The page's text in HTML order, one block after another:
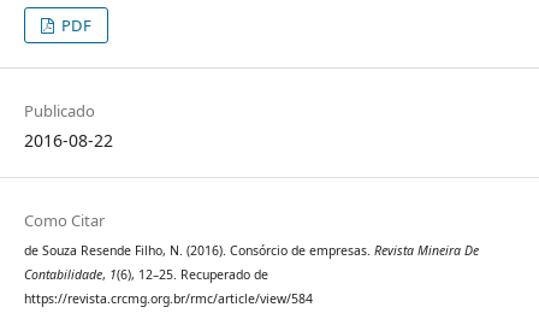
PDF
Publicado
2016-08-22
Como Citar
de Souza Resende Filho, N. (2016). Consórcio de empresas. Revista Mineira De
Contabilidade, 1(6), 12–25. Recuperado de
https://revista.crcmg.org.br/rmc/article/view/584